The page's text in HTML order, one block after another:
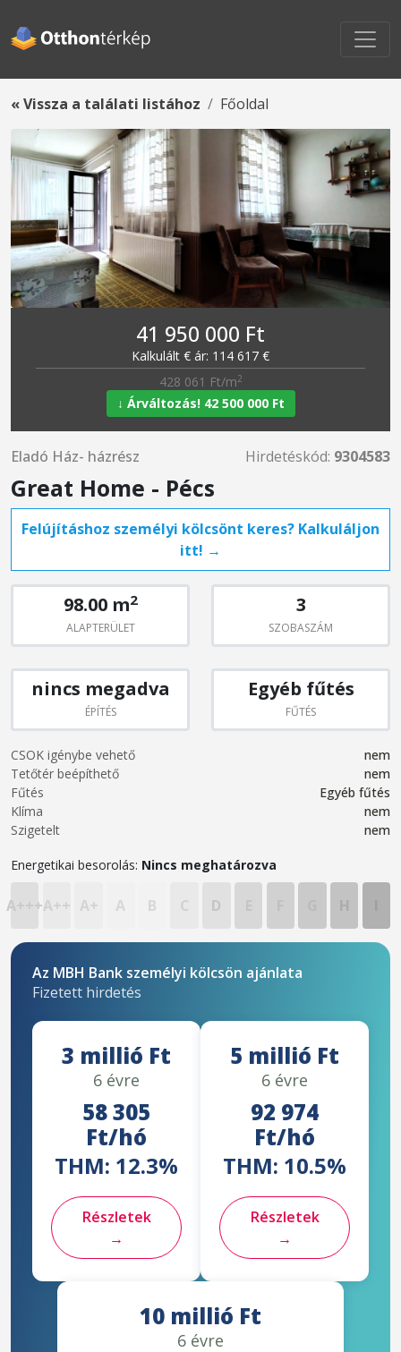
« Vissza a találati listához Főoldal
41 950 000 Ft
Kalkulált € ár: 114 617 €
428 061 Ft/m2
↓ Árváltozás! 42 500 000 Ft
Eladó Ház- házrész Hirdetéskód: 9304583
Great Home - Pécs
Felújításhoz személyi kölcsönt keres? Kalkuláljon
itt! →
98.00 m2
ALAPTERÜLET
3
SZOBASZÁM
nincs megadva
ÉPÍTÉS
Egyéb fűtés
FŰTÉS
CSOK igénybe vehető
nem
Tetőtér beépíthető
nem
Fűtés
Egyéb fűtés
Klíma
nem
Szigetelt
nem
Energetikai besorolás: Nincs meghatározva
A+++A++ A+ A B C D
Az MBH Bank személyi kölcsön ajánlata
Fizetett hirdetés
3 millió Ft
6 évre
58 305
Ft/hó
THM: 12.3%
Részletek
→
5 millió Ft
6 évre
92 974
Ft/hó
THM: 10.5%
Részletek
→
10 millió Ft
6 évre